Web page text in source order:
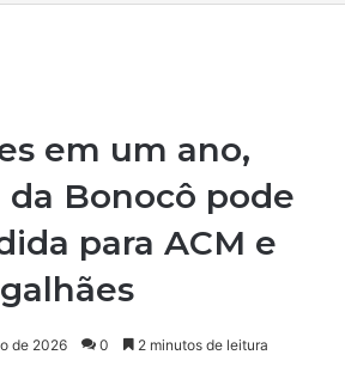
em um ano,
Bonocô pode
para ACM e
de 2026 0 2 minutos de leitura